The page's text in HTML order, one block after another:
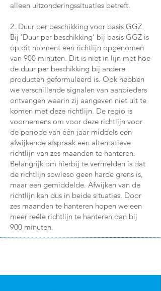
alleen uitzonderingssituaties betreft.
2. Duur per beschikking voor basis GGZ
Bij 'Duur per beschikking' bij basis GGZ is
op dit moment een richtlijn opgenomen
van 900 minuten. Dit is niet in lijn met hoe
de duur per beschikking bij andere
producten geformuleerd is. Ook hebben
we verschillende signalen van aanbieders
ontvangen waarin zij aangeven niet uit te
komen met deze richtlijn. De regio is
voornemens om voor deze richtlijn voor
de periode van één jaar middels een
afwijkende afspraak een alternatieve
richtlijn van zes maanden te hanteren.
Belangrijk om hierbij te vermelden is dat
de richtlijn sowieso geen harde grens is,
maar een gemiddelde. Afwijken van de
richtlijn kan dus in beide situaties. Door
zes maanden te hanteren hopen we een
meer reële richtlijn te hanteren dan bij
900 minuten.